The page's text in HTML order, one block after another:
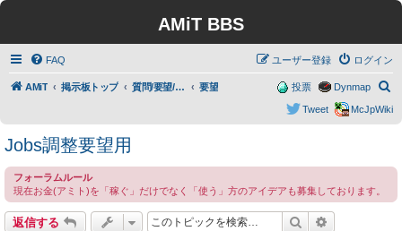
AMiT BBS
FAQ ログイン
ユーザー登録
AMiT 掲示板トップ 質問/要望/報告 要望
索
Dynmap
投票
McJpWiki
Tweet
Jobs調整要望用
フォーラムルール
現在お金(アミト)を「稼ぐ」だけでなく「使う」方のアイデアも募集しております。
返信する 検索